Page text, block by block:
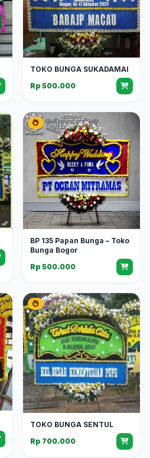
TOKO BUNGA SUKADAMAI
Rp 500.000
BP 135 Papan Bunga – Toko
Bunga Bogor
Rp 500.000
TOKO BUNGA SENTUL
Rp 700.000